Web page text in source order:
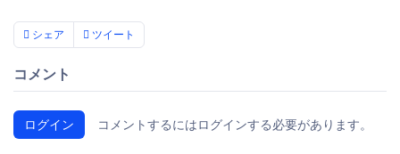
シェア ツイート
コメント
ログイン コメントするにはログインする必要があります。